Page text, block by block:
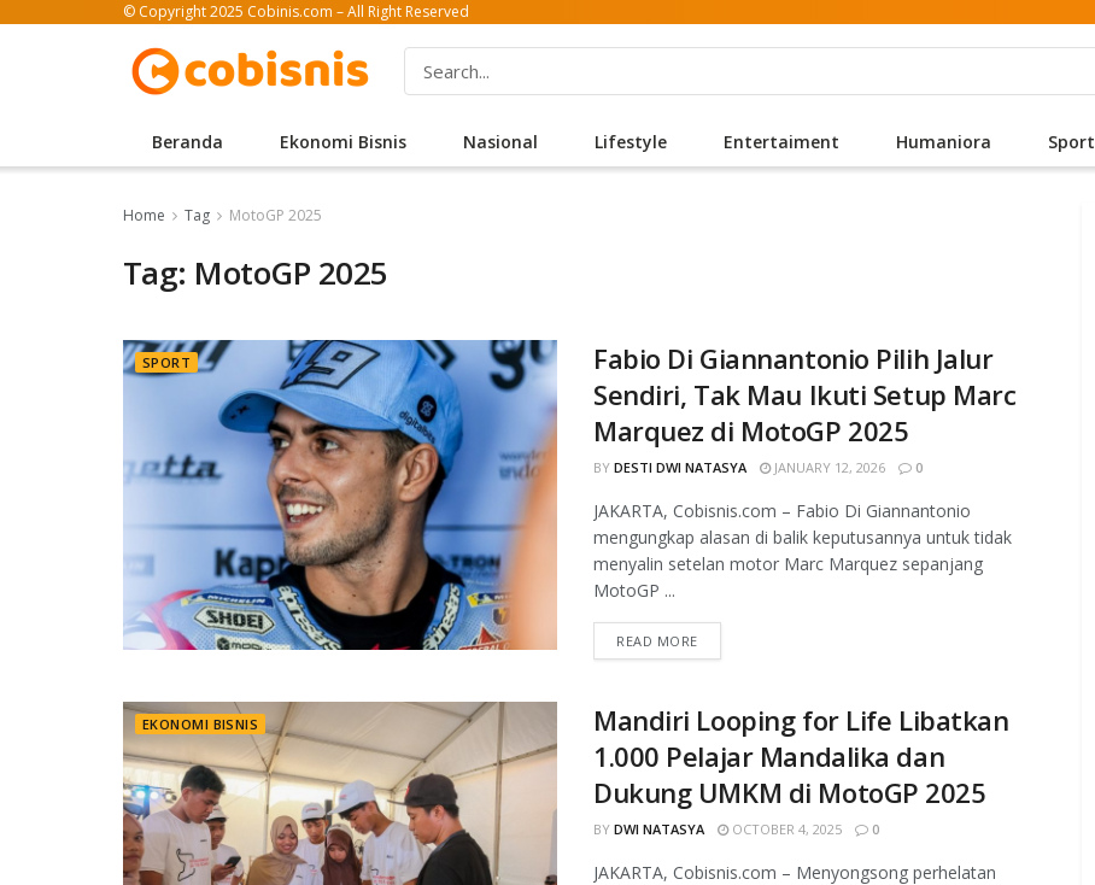
© Copyright 2025 Cobinis.com – All Right Reserved
Beranda Ekonomi Bisnis Nasional Lifestyle Entertaiment Humaniora Sport
Home Tag MotoGP 2025
Tag: MotoGP 2025
SPORT
Fabio Di Giannantonio Pilih Jalur
Sendiri, Tak Mau Ikuti Setup Marc
Marquez di MotoGP 2025
BY DESTI DWI NATASYA JANUARY 12, 2026 0
JAKARTA, Cobisnis.com – Fabio Di Giannantonio
mengungkap alasan di balik keputusannya untuk tidak
menyalin setelan motor Marc Marquez sepanjang
MotoGP ...
READ MORE
EKONOMI BISNIS
Mandiri Looping for Life Libatkan
1.000 Pelajar Mandalika dan
Dukung UMKM di MotoGP 2025
BY DWI NATASYA OCTOBER 4, 2025 0
JAKARTA, Cobisnis.com – Menyongsong perhelatan